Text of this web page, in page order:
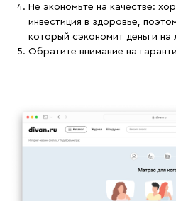
Не экономьте на качестве:
инвестиция в здоровье,
который сэкономит деньги на
Обратите внимание на